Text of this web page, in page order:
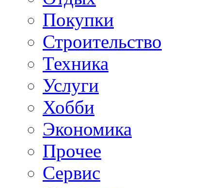
Покупки
Строительство
Техника
Услуги
Хобби
Экономика
Прочее
Сервис